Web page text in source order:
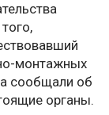
монтажных
сообщали об
органы.